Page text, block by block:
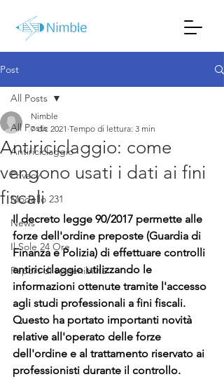
Post
All Posts
Antiriciclaggio
Privacy
Modello 231
News
Il Sole 24 Ore
Report di sostenibilità
All Posts
Antiriciclaggio: come
vengono usati i dati ai fini
fiscali
Nimble
7 dic 2021 Tempo di lettura: 3 min
Il decreto legge 90/2017 permette alle
forze dell'ordine preposte (Guardia di
Finanza e Polizia) di effettuare controlli
antiriciclaggio utilizzando le
informazioni ottenute tramite l'accesso
agli studi professionali a fini fiscali.
Questo ha portato importanti novità
relative all'operato delle forze
dell'ordine e al trattamento riservato ai
professionisti durante il controllo.